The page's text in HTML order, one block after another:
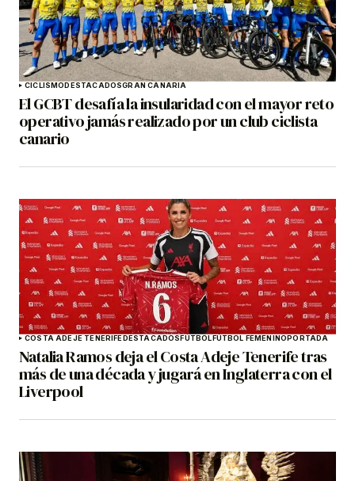
CICLISMODESTACADOSGRAN CANARIA
El GCBT desafía la insularidad con el mayor reto
operativo jamás realizado por un club ciclista
canario
COSTA ADEJE TENERIFEDESTACADOSFÚTBOLFÚTBOL FEMENINOPORTADA
Natalia Ramos deja el Costa Adeje Tenerife tras
más de una década y jugará en Inglaterra con el
Liverpool